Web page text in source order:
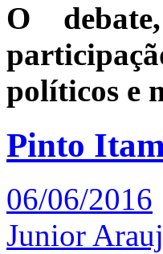
O
políticos e
Pinto
06/06/2016
Junior